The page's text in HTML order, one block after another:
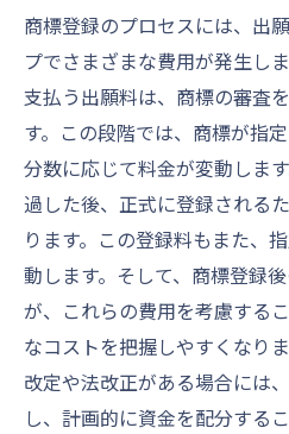
商標登録のプロセスには、出
プでさまざまな費用が発生し
支払う出願料は、商標の審査
す。この段階では、商標が指
分数に応じて料金が変動しま
過した後、正式に登録される
ります。この登録料もまた、
動します。そして、商標登録
が、これらの費用を考慮する
なコストを把握しやすくなり
改定や法改正がある場合には
し、計画的に資金を配分する